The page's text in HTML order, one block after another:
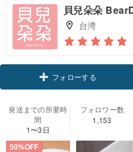
貝兒朵朵
台湾
フォローする
発送までの所要時
間
1〜3日
フォロワー数
1,153
50%OFF